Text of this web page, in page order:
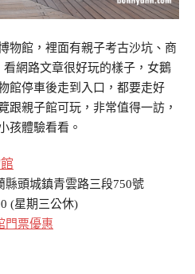
物館，裡面有親子考古沙坑、商
網路文章很好玩的樣子，女鵝
館停車後走到入口，都要走好
跟親子館可玩，非常值得一訪，
孩體驗看看。
縣頭城鎮青雲路三段750號
(星期三公休)
門票優惠